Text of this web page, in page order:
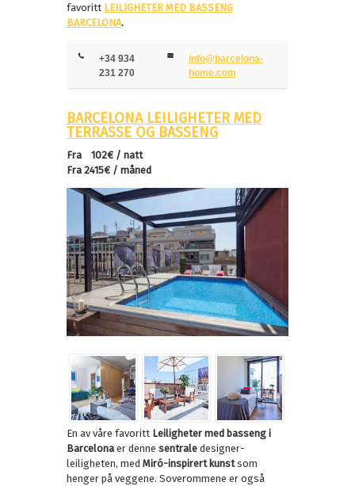
favoritt LEILIGHETER MED BASSENG
BARCELONA.
+34 934
231 270
info@barcelona-
home.com
BARCELONA LEILIGHETER MED
TERRASSE OG BASSENG
Fra 102€ / natt
Fra 2415€ / måned
En av våre favoritt Leiligheter med basseng i
Barcelona er denne sentrale designer-
leiligheten, med Miró-inspirert kunstsom
henger på veggene. Soverommene er også